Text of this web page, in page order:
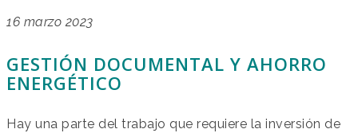
16 marzo 2023
GESTIÓN DOCUMENTAL Y AHORRO
ENERGÉTICO
Hay una parte del trabajo que requiere la inversión de